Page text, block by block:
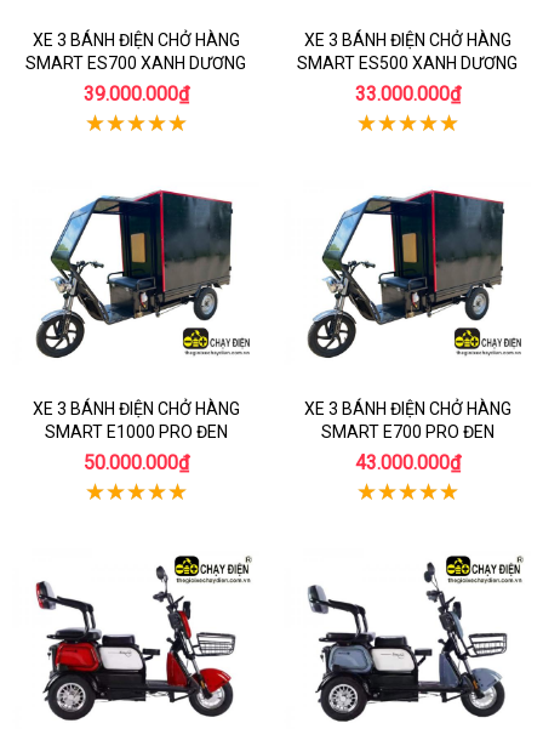
XE 3 BÁNH ĐIỆN CHỞ HÀNG
SMART ES700 XANH DƯƠNG
39.000.000₫
XE 3 BÁNH ĐIỆN CHỞ HÀNG
SMART ES500 XANH DƯƠNG
33.000.000₫
XE 3 BÁNH ĐIỆN CHỞ HÀNG
SMART E1000 PRO ĐEN
50.000.000₫
XE 3 BÁNH ĐIỆN CHỞ HÀNG
SMART E700 PRO ĐEN
43.000.000₫